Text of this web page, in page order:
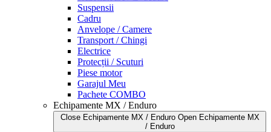
Suspensii
Cadru
Anvelope / Camere
Transport / Chingi
Electrice
Protecții / Scuturi
Piese motor
Garajul Meu
Pachete COMBO
Echipamente MX / Enduro
Close Echipamente MX / Enduro Open Echipamente MX
/ Enduro